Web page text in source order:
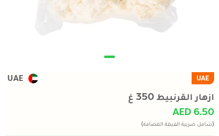
UAE
UAE
ازهار القرنبيط 350 غ
AED 6.50
(شامل ضريبة القيمة المضافة)